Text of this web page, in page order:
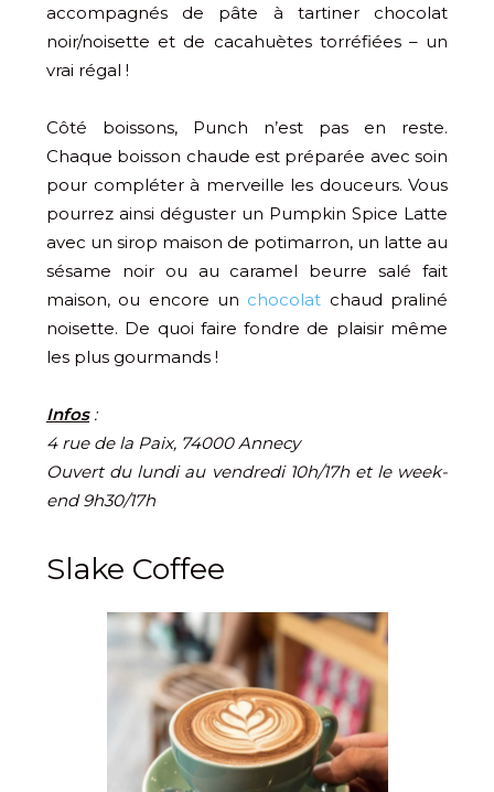
accompagnés de pâte à tartiner chocolat
noir/noisette et de cacahuètes torréfiées – un
vrai régal !
Côté boissons, Punch n’est pas en reste.
Chaque boisson chaude est préparée avec soin
pour compléter à merveille les douceurs. Vous
pourrez ainsi déguster un Pumpkin Spice Latte
avec un sirop maison de potimarron, un latte au
sésame noir ou au caramel beurre salé fait
maison, ou encore un chocolat chaud praliné
noisette. De quoi faire fondre de plaisir même
les plus gourmands !
Infos:
4 rue de la Paix, 74000 Annecy
Ouvert du lundi au vendredi 10h/17h et le week-
end 9h30/17h
Slake Coffee